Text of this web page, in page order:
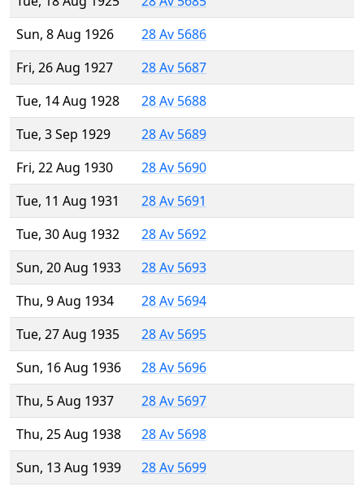
Sun, 8 Aug 1926
28 Av 5686
Fri, 26 Aug 1927
28 Av 5687
Tue, 14 Aug 1928
28 Av 5688
Tue, 3 Sep 1929
28 Av 5689
Fri, 22 Aug 1930
28 Av 5690
Tue, 11 Aug 1931
28 Av 5691
Tue, 30 Aug 1932
28 Av 5692
Sun, 20 Aug 1933
28 Av 5693
Thu, 9 Aug 1934
28 Av 5694
Tue, 27 Aug 1935
28 Av 5695
Sun, 16 Aug 1936
28 Av 5696
Thu, 5 Aug 1937
28 Av 5697
Thu, 25 Aug 1938
28 Av 5698
Sun, 13 Aug 1939
28 Av 5699